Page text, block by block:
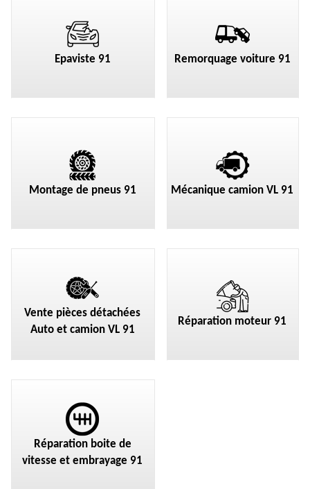
Epaviste 91 Remorquage voiture 91
Montage de pneus 91 Mécanique camion VL 91
Vente pièces détachées
Auto et camion VL 91
Réparation moteur 91
Réparation boite de
vitesse et embrayage 91